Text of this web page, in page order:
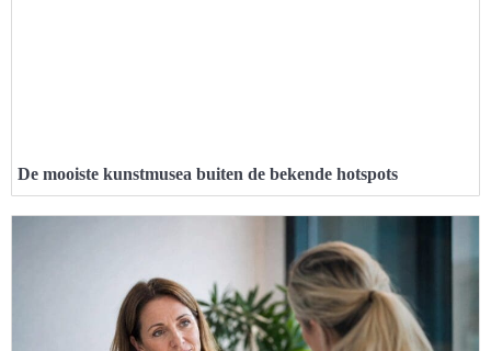
De mooiste kunstmusea buiten de bekende hotspots